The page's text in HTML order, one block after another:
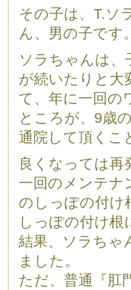
その子は、T.ソ
ん、男の子です
ソラちゃんは、
が続いたりと大
て、年に一回の
ところが、9歳
通院して頂くこ
良くなっては再
一回のメンテナ
のしっぽの付け
しっぽの付け
結果、ソラちゃ
ました。
ただ、普通『肛